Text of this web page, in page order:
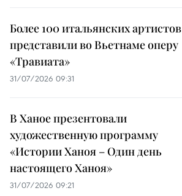
Более 100 итальянских артистов
представили во Вьетнаме оперу
«Травиата»
31/07/2026 09:31
В Ханое презентовали
художественную программу
«Истории Ханоя – Один день
настоящего Ханоя»
31/07/2026 09:21